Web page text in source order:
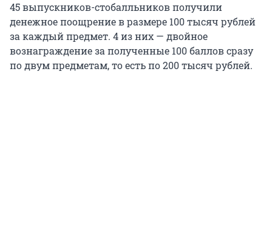
45 выпускников-стобалльников получили
денежное поощрение в размере 100 тысяч рублей
за каждый предмет. 4 из них — двойное
вознаграждение за полученные 100 баллов сразу
по двум предметам, то есть по 200 тысяч рублей.